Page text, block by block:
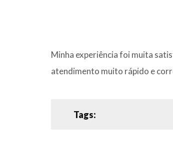
Minha experiência foi muita
atendimento muito rápido e
Tags: